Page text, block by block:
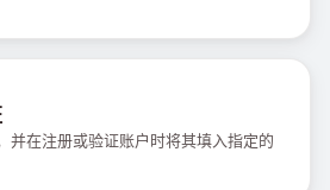
并在注册或验证账户时将其填入指定的